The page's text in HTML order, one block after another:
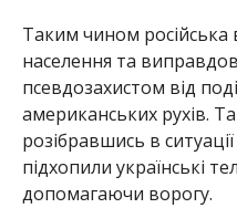
Таким чином російська
населення та
псевдозахистом від
американських рухів.
розібравшись в
підхопили українські
допомагаючи ворогу.